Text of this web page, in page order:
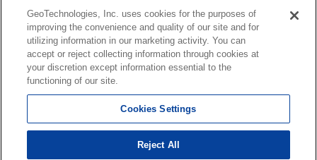
法人向け地図・位置情報サービス WEBサイト・システム向け地
図API Windows PC向け地図開発キット MapFan DB 住所確認
サービス
MAP WORLD+ トリマ広告 Geo-Research
カーナビ地図更新サービス
MapFan スマートメンバーズ カロッツェリア地図割プラス
KENWOOD MapFan Club
GeoTechnologies, Inc. uses cookies for the purposes of
improving the convenience and quality of our site and for
utilizing information in our marketing activity. You can
accept or reject collecting information through cookies at
your discretion except information essential to the
functioning of our site.
Cookies Settings
Reject All